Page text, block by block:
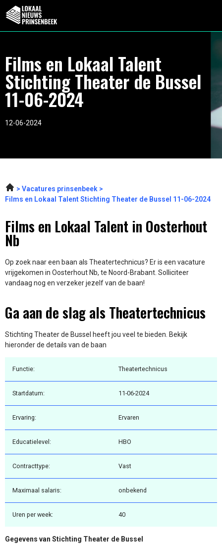
Films en Lokaal Talent
Stichting Theater de Bussel
11-06-2024
12-06-2024
Vacatures prinsenbeek
Films en Lokaal Talent Stichting Theater de Bussel 11-06-2024
Films en Lokaal Talent in Oosterhout
Nb
Op zoek naar een baan als Theatertechnicus? Er is een vacature
vrijgekomen in Oosterhout Nb, te Noord-Brabant. Solliciteer
vandaag nog en verzeker jezelf van de baan!
Ga aan de slag als Theatertechnicus
Stichting Theater de Bussel heeft jou veel te bieden. Bekijk
hieronder de details van de baan
Functie: Theatertechnicus
Startdatum: 11-06-2024
Ervaring: Ervaren
Educatielevel: HBO
Contracttype: Vast
Maximaal salaris: onbekend
Uren per week: 40
Gegevens van Stichting Theater de Bussel